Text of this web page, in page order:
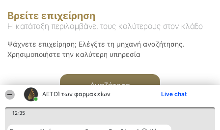
ΑΕΤΟΊ των φαρμακείων Live chat
12:35
Βρείτε επιχείρηση
Η κατάταξη περιλαμβάνει τους καλύτερους στον κλάδο
Ψάχνετε επιχείρηση; Ελέγξτε τη μηχανή αναζήτησης.
Χρησιμοποιήστε την καλύτερη υπηρεσία
Αναζήτηση